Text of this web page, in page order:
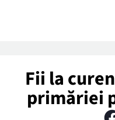
Fii la
primăriei